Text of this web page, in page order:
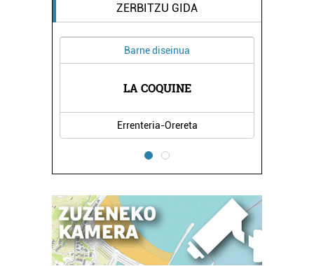
ZERBITZU GIDA
Barne diseinua
LA COQUINE
Errenteria-Orereta